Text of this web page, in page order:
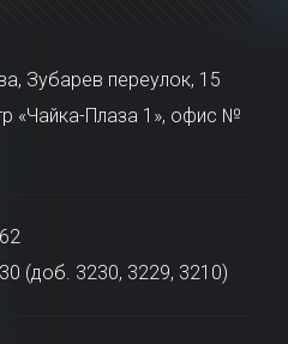
Зубарев переулок, 15
«Чайка-Плаза 1», офис №
(доб. 3230, 3229, 3210)